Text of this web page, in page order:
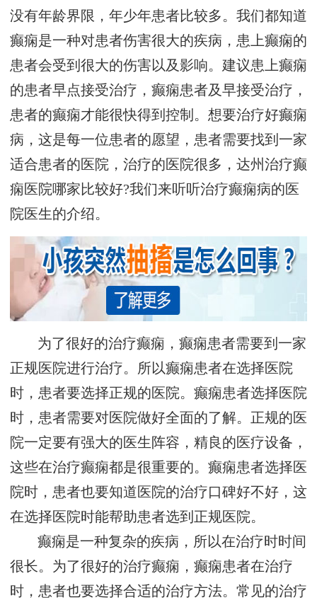
没有年龄界限，年少年患者比较多。我们都知道
癫痫是一种对患者伤害很大的疾病，患上癫痫的
患者会受到很大的伤害以及影响。建议患上癫痫
的患者早点接受治疗，癫痫患者及早接受治疗，
患者的癫痫才能很快得到控制。想要治疗好癫痫
病，这是每一位患者的愿望，患者需要找到一家
适合患者的医院，治疗的医院很多，达州治疗癫
痫医院哪家比较好?我们来听听治疗癫痫病的医
院医生的介绍。
为了很好的治疗癫痫，癫痫患者需要到一家
正规医院进行治疗。所以癫痫患者在选择医院
时，患者要选择正规的医院。癫痫患者选择医院
时，患者需要对医院做好全面的了解。正规的医
院一定要有强大的医生阵容，精良的医疗设备，
这些在治疗癫痫都是很重要的。癫痫患者选择医
院时，患者也要知道医院的治疗口碑好不好，这
在选择医院时能帮助患者选到正规医院。
癫痫是一种复杂的疾病，所以在治疗时时间
很长。为了很好的治疗癫痫，癫痫患者在治疗
时，患者也要选择合适的治疗方法。常见的治疗